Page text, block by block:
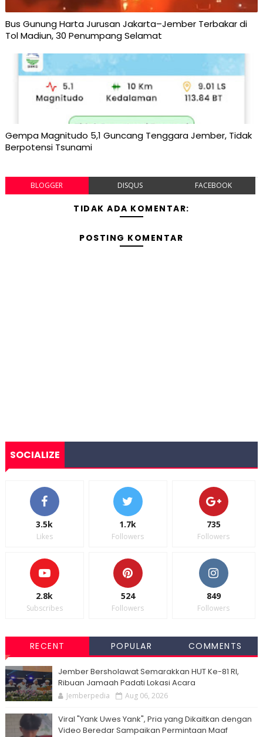
Bus Gunung Harta Jurusan Jakarta–Jember Terbakar di
Tol Madiun, 30 Penumpang Selamat
Gempa Magnitudo 5,1 Guncang Tenggara Jember, Tidak
Berpotensi Tsunami
BLOGGER DISQUS FACEBOOK
TIDAK ADA KOMENTAR:
POSTING KOMENTAR
SOCIALIZE
3.5k
Likes
1.7k
Followers
735
Followers
2.8k
Subscribes
524
Followers
849
Followers
RECENT POPULAR COMMENTS
Jember Bersholawat Semarakkan HUT Ke-81 RI,
Ribuan Jamaah Padati Lokasi Acara
Jemberpedia Aug 06, 2026
Viral "Yank Uwes Yank", Pria yang Dikaitkan dengan
Video Beredar Sampaikan Permintaan Maaf